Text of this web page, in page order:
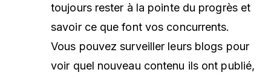
toujours rester à la pointe du progrès et
savoir ce que font vos concurrents.
Vous pouvez surveiller leurs blogs pour
voir quel nouveau contenu ils ont publié,